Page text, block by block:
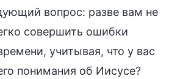
вопрос: разве вам не
совершить ошибки
учитывая, что у вас
понимания об Иисусе?